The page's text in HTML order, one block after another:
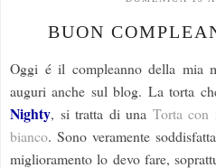
BUON
Oggi é il compleanno della mia
auguri anche sul blog. La torta
Nighty, si tratta di una Torta con
bianco. Sono veramente
miglioramento lo devo fare,